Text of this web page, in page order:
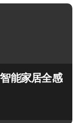
能家居全感